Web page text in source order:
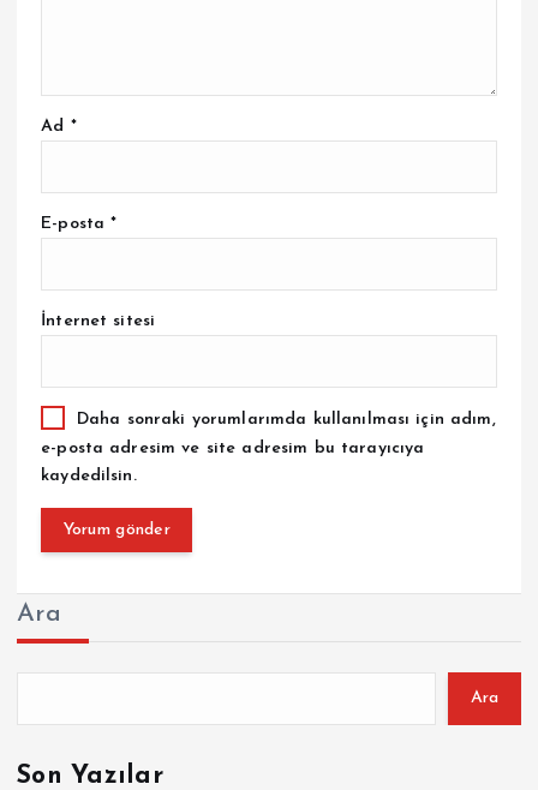
Ad *
E-posta*
İnternet sitesi
Daha sonraki yorumlarımda kullanılması için adım,
e-posta adresim ve site adresim bu tarayıcıya
kaydedilsin.
Ara
Ara
Son Yazılar